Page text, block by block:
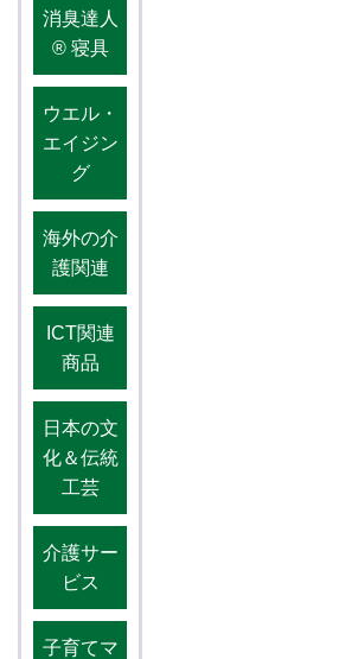
消臭達人
®️ 寝具
ウエル・
エイジン
グ
海外の介
護関連
ICT関連
商品
日本の文
化＆伝統
工芸
介護サー
ビス
子育てマ